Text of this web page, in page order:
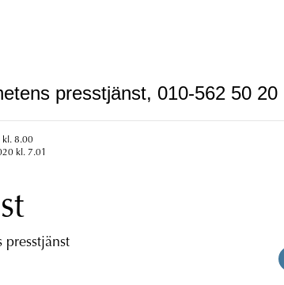
presstjänst, 010-562 50 20
kl. 8.00
kl. 7.01
presstjänst